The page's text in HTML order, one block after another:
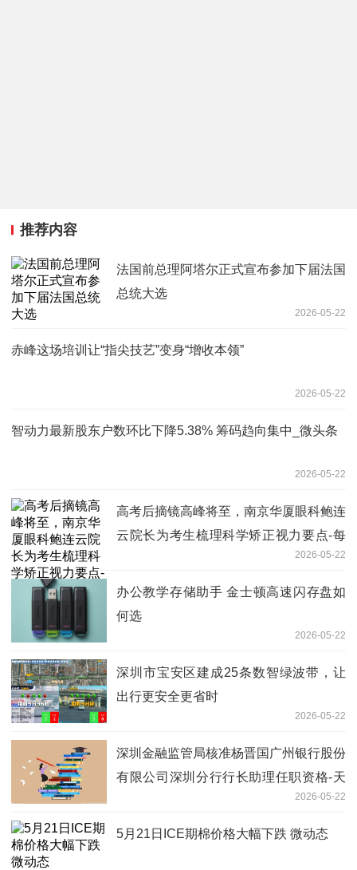
推荐内容
法国前总理阿塔尔正式宣布参加下届法国
总统大选
2026-05-22
赤峰这场培训让“指尖技艺”变身“增收本领”
2026-05-22
智动力最新股东户数环比下降5.38% 筹码趋向集中_微头条
2026-05-22
高考后摘镜高峰将至，南京华厦眼科鲍连
云院长为考生梳理科学矫正视力要点-每
2026-05-22
办公教学存储助手 金士顿高速闪存盘如
何选
2026-05-22
深圳市宝安区建成25条数智绿波带，让
出行更安全更省时
2026-05-22
深圳金融监管局核准杨晋国广州银行股份
有限公司深圳分行行长助理任职资格-天
2026-05-22
5月21日ICE期棉价格大幅下跌 微动态